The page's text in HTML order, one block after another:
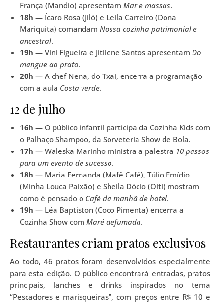
França (Mandio) apresentam Mar e massas.
18h — Ícaro Rosa (Jiló) e Leila Carreiro (Dona
Mariquita) comandam Nossa cozinha patrimonial e
ancestral.
19h — Vini Figueira e Jitilene Santos apresentam Do
mangue ao prato.
20h — A chef Nena, do Txai, encerra a programação
com a aula Costa verde.
12 de julho
16h — O público infantil participa da Cozinha Kids com
o Palhaço Shampoo, da Sorveteria Show de Bola.
17h — Waleska Marinho ministra a palestra 10 passos
para um evento de sucesso.
18h — Maria Fernanda (Mafê Café), Túlio Emídio
(Minha Louca Paixão) e Sheila Dócio (Oiti) mostram
como é pensado o Café da manhã de hotel.
19h — Léa Baptiston (Coco Pimenta) encerra a
Cozinha Show com Maré defumada.
Restaurantes criam pratos exclusivos
Ao todo, 46 pratos foram desenvolvidos especialmente
para esta edição. O público encontrará entradas, pratos
principais, lanches e drinks inspirados no tema
“Pescadores e marisqueiras”, com preços entre R$ 10 e